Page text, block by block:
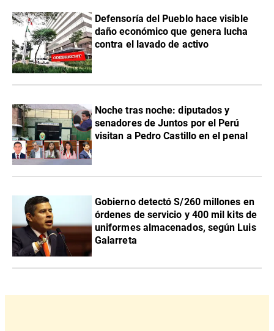
Defensoría del Pueblo hace visible
daño económico que genera lucha
contra el lavado de activo
Noche tras noche: diputados y
senadores de Juntos por el Perú
visitan a Pedro Castillo en el penal
Gobierno detectó S/260 millones en
órdenes de servicio y 400 mil kits de
uniformes almacenados, según Luis
Galarreta